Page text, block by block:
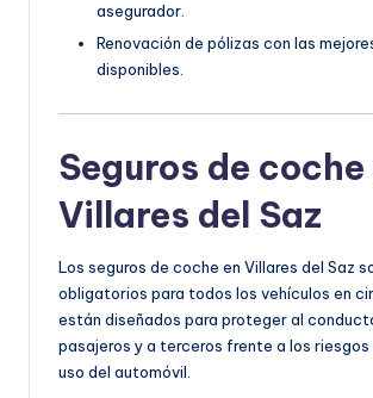
asegurador.
Renovación de pólizas con las
disponibles.
Seguros de coche
Villares del Saz
Los seguros de coche en Villares del Saz
obligatorios para todos los vehículos en
están diseñados para proteger al
pasajeros y a terceros frente a los
uso del automóvil.